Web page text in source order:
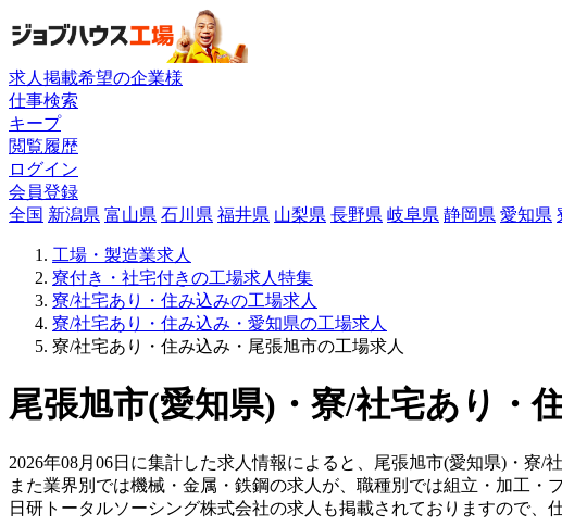
求人掲載希望の企業様
仕事検索
キープ
閲覧履歴
ログイン
会員登録
全国 新潟県 富山県 石川県 福井県 山梨県 長野県 岐阜県 静岡県 愛知県
工場・製造業求人
寮付き・社宅付きの工場求人特集
寮/社宅あり・住み込みの工場求人
寮/社宅あり・住み込み・愛知県の工場求人
寮/社宅あり・住み込み・尾張旭市の工場求人
尾張旭市(愛知県)・寮/社宅あり・
2026年08月06日に集計した求人情報によると、尾張旭市(愛知県)・寮/
また業界別では機械・金属・鉄鋼の求人が、職種別では組立・加工・
日研トータルソーシング株式会社の求人も掲載されておりますので、